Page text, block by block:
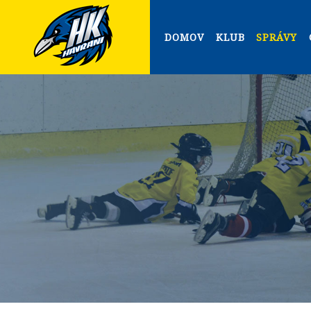
DOMOV KLUB SPRÁVY